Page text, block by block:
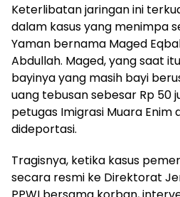
Keterlibatan jaringan ini
dalam kasus yang menimpa
Yaman bernama Maged
Abdullah. Maged, yang saat
bayinya yang masih bayi
uang tebusan sebesar Rp 50
petugas Imigrasi Muara
dideportasi.
Tragisnya, ketika kasus
secara resmi ke Direktorat